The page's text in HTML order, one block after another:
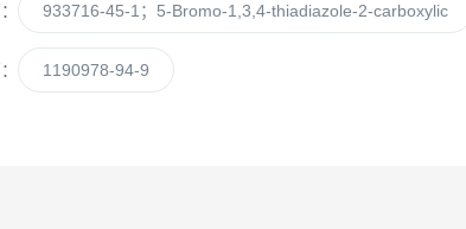
933716-45-1；5-Bromo-1,3,4-thiadiazole-2-carboxylic
1190978-94-9